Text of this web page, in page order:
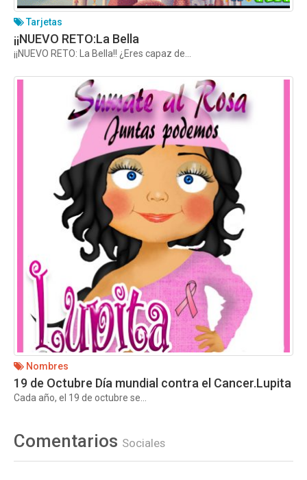
Tarjetas
¡¡NUEVO RETO:La Bella
¡¡NUEVO RETO: La Bella!! ¿Eres capaz de...
Nombres
19 de Octubre Día mundial contra el Cancer.Lupita
Cada año, el 19 de octubre se...
Comentarios Sociales